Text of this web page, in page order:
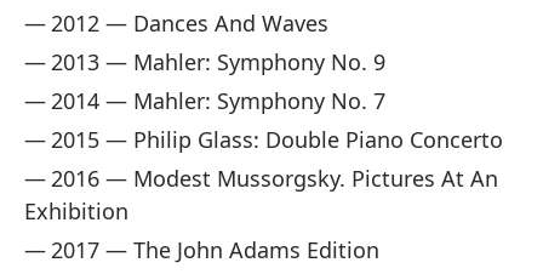
2012 — Dances And Waves
2013 — Mahler: Symphony No. 9
2014 — Mahler: Symphony No. 7
2015 — Philip Glass: Double Piano Concerto
2016 — Modest Mussorgsky. Pictures At An
Exhibition
2017 — The John Adams Edition